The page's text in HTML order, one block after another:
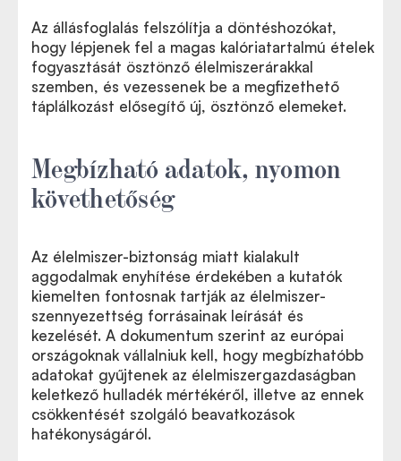
Az állásfoglalás felszólítja a döntéshozókat,
hogy lépjenek fel a magas kalóriatartalmú ételek
fogyasztását ösztönző élelmiszerárakkal
szemben, és vezessenek be a megfizethető
táplálkozást elősegítő új, ösztönző elemeket.
Megbízható adatok, nyomon
követhetőség
Az élelmiszer-biztonság miatt kialakult
aggodalmak enyhítése érdekében a kutatók
kiemelten fontosnak tartják az élelmiszer-
szennyezettség forrásainak leírását és
kezelését. A dokumentum szerint az európai
országoknak vállalniuk kell, hogy megbízhatóbb
adatokat gyűjtenek az élelmiszergazdaságban
keletkező hulladék mértékéről, illetve az ennek
csökkentését szolgáló beavatkozások
hatékonyságáról.